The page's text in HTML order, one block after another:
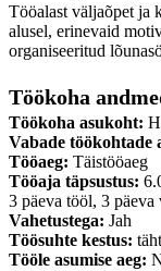
Tööalast väljaõpet ja
alusel, erinevaid
organiseeritud
Töökoha
Töökoha asukoht:
Vabade töökohtade
Tööaeg: Täistööaeg
Tööaja täpsustus:
3 päeva tööl, 3 päeva
Vahetustega: Jah
Töösuhte kestus:
Tööle asumise aeg: